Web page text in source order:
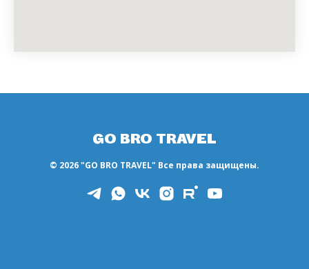
GO BRO TRAVEL
© 2026 "GO BRO TRAVEL" Все права защищены.